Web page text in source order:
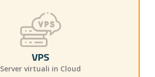
VPS
Server virtuali in Cloud